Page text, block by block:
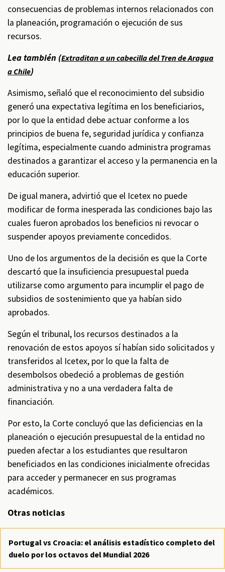
consecuencias de problemas internos relacionados con
la planeación, programación o ejecución de sus
recursos.
Lea también (Extraditan a un cabecilla del Tren de Aragua
a Chile)
Asimismo, señaló que el reconocimiento del subsidio
generó una expectativa legítima en los beneficiarios,
por lo que la entidad debe actuar conforme a los
principios de buena fe, seguridad jurídica y confianza
legítima, especialmente cuando administra programas
destinados a garantizar el acceso y la permanencia en la
educación superior.
De igual manera, advirtió que el Icetex no puede
modificar de forma inesperada las condiciones bajo las
cuales fueron aprobados los beneficios ni revocar o
suspender apoyos previamente concedidos.
Uno de los argumentos de la decisión es que la Corte
descartó que la insuficiencia presupuestal pueda
utilizarse como argumento para incumplir el pago de
subsidios de sostenimiento que ya habían sido
aprobados.
Según el tribunal, los recursos destinados a la
renovación de estos apoyos sí habían sido solicitados y
transferidos al Icetex, por lo que la falta de
desembolsos obedeció a problemas de gestión
administrativa y no a una verdadera falta de
financiación.
Por esto, la Corte concluyó que las deficiencias en la
planeación o ejecución presupuestal de la entidad no
pueden afectar a los estudiantes que resultaron
beneficiados en las condiciones inicialmente ofrecidas
para acceder y permanecer en sus programas
académicos.
Otras noticias
Portugal vs Croacia: el análisis estadístico completo del
duelo por los octavos del Mundial 2026